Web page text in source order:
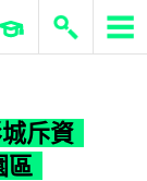
ERP 與商業 AI
斥資
區